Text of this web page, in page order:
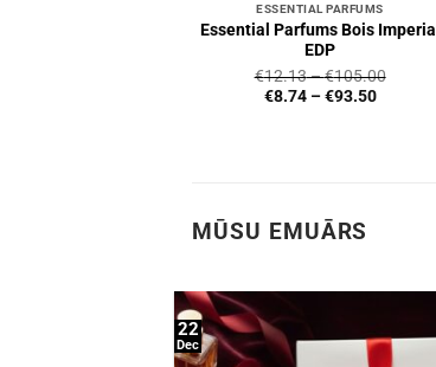
ESSENTIAL PARFUMS
Essential Parfums Bois Imperial
EDP
€12.13–€105.00
€8.74–€93.50
MŪSU EMUĀRS
22
Dec